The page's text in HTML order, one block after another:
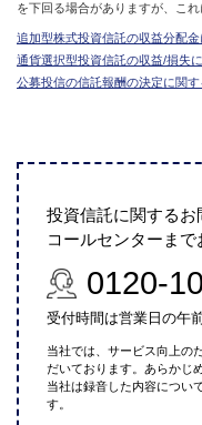
を下回る場合がありますが、こ
追加型株式投資信託の収益分配
通貨選択型投資信託の収益/損失
公募投信の信託報酬の決定に関
投資信託に関するお
コールセンターま
0120-
受付時間は営業日の午
当社では、サービス向上の
だいております。あらかじ
当社は録音した内容につい
す。